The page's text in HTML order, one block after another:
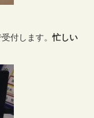
付します。忙しい